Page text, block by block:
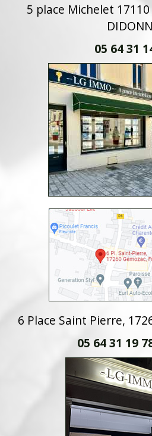
5 place Michelet 17110
05 64 31
6 Place Saint Pierre,
05 64 31 19